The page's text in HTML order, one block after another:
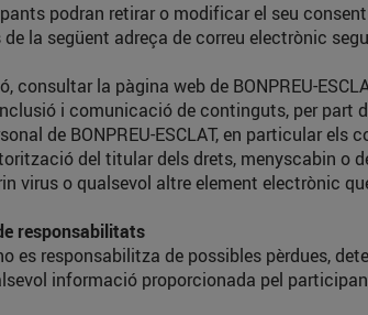
podran retirar o modificar el seu
la següent adreça de correu electrònic
consultar la pàgina web de BONPREU-
i comunicació de continguts, per part
de BONPREU-ESCLAT, en particular
del titular dels drets, menyscabin o
virus o qualsevol altre element electrònic
responsabilitats
no es responsabilitza de possibles pèrdues,
informació proporcionada pel